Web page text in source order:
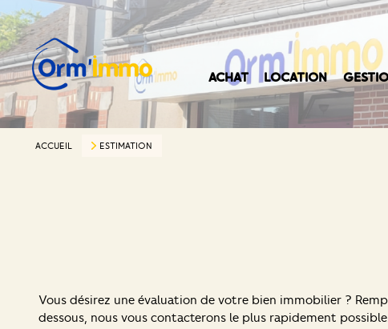
ACHAT LOCATION
ACCUEIL ESTIMATION
Vous désirez une évaluation de votre bien immobilier ?
dessous, nous vous contacterons le plus rapidement